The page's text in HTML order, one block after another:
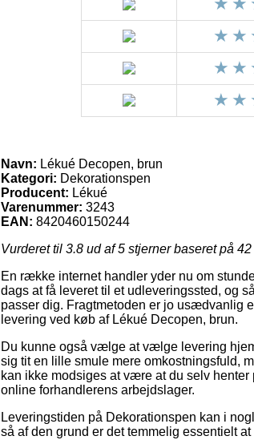
Navn: Lékué Decopen, brun
Kategori: Dekorationspen
Producent: Lékué
Varenummer: 3243
EAN: 8420460150244
Vurderet til 3.8 ud af 5 stjerner baseret på 42
En række internet handler yder nu om
dags at få leveret til et udleveringssted, og
passer dig. Fragtmetoden er jo usædvanlig
levering ved køb af Lékué Decopen, brun.
Du kunne også vælge at vælge levering
sig tit en lille smule mere omkostningsfuld,
kan ikke modsiges at være at du selv
online forhandlerens arbejdslager.
Leveringstiden på Dekorationspen kan i
så af den grund er det temmelig essentielt